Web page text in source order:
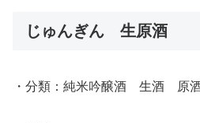
じゅんぎん 生原酒
・分類：純米吟醸酒 生酒 原